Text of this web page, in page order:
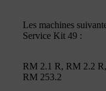
Les machines
Service Kit 49 :
RM 2.1 R, RM 2.2
RM 253.2